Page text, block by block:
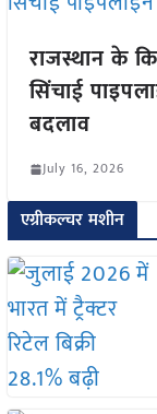
राजस्थान के
सिंचाई
बदलाव
July 16, 2026
एग्रीकल्चर मशीन